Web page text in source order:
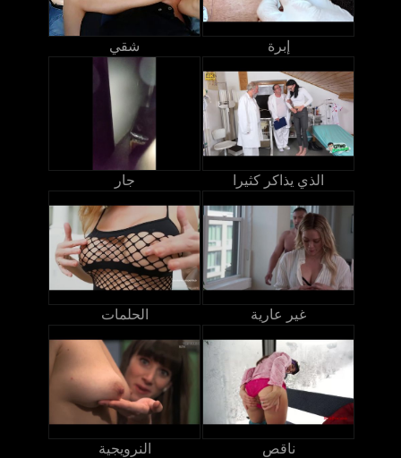
شقي إبرة
جار الذي يذاكر كثيرا
الحلمات غير عارية
النرويجية ناقص